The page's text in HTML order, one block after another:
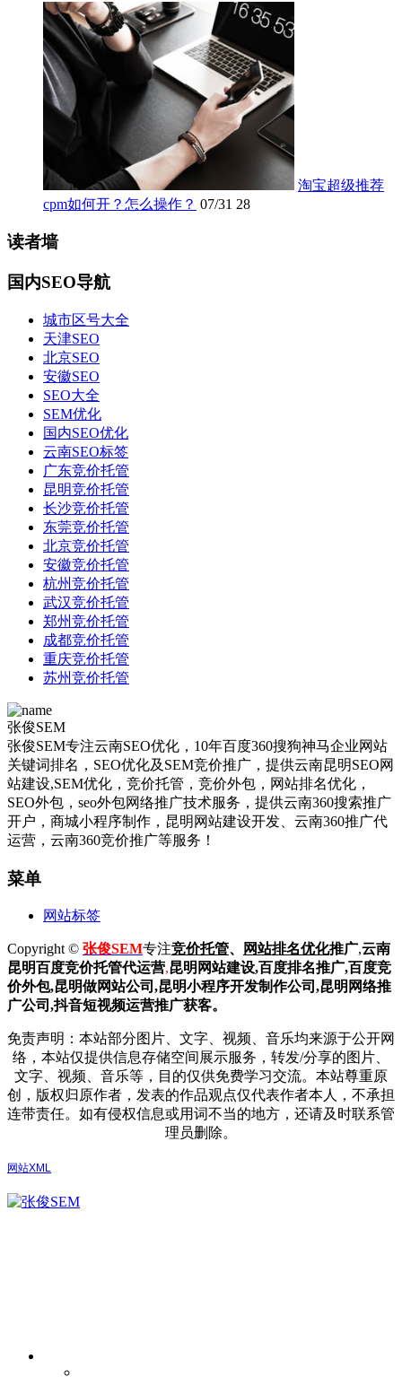
淘宝超级推荐
cpm如何开？怎么操作？ 07/31 28
读者墙
国内SEO导航
城市区号大全
天津SEO
北京SEO
安徽SEO
SEO大全
SEM优化
国内SEO优化
云南SEO标签
广东竞价托管
昆明竞价托管
长沙竞价托管
东莞竞价托管
北京竞价托管
安徽竞价托管
杭州竞价托管
武汉竞价托管
郑州竞价托管
成都竞价托管
重庆竞价托管
苏州竞价托管
张俊SEM
张俊SEM专注云南SEO优化，10年百度360搜狗神马企业网站
关键词排名，SEO优化及SEM竞价推广，提供云南昆明SEO网
站建设,SEM优化，竞价托管，竞价外包，网站排名优化，
SEO外包，seo外包网络推广技术服务，提供云南360搜索推广
开户，商城小程序制作，昆明网站建设开发、云南360推广代
运营，云南360竞价推广等服务！
菜单
网站标签
Copyright © 张俊SEM专注竞价托管、 网站排名优化推广,云南
昆明百度竞价托管代运营,昆明网站建设,百度排名推广,百度竞
价外包,昆明做网站公司,昆明小程序开发制作公司,昆明网络推
广公司,抖音短视频运营推广获客。
免责声明：本站部分图片、文字、视频、音乐均来源于公开网
络，本站仅提供信息存储空间展示服务，转发/分享的图片、
文字、视频、音乐等，目的仅供免费学习交流。本站尊重原
创，版权归原作者，发表的作品观点仅代表作者本人，不承担
连带责任。如有侵权信息或用词不当的地方，还请及时联系管
理员删除。
网站XML